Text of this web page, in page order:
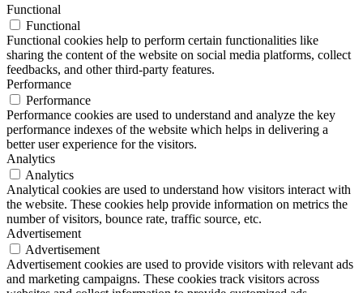
Functional
Functional
Functional cookies help to perform certain functionalities like
sharing the content of the website on social media platforms, collect
feedbacks, and other third-party features.
Performance
Performance
Performance cookies are used to understand and analyze the key
performance indexes of the website which helps in delivering a
better user experience for the visitors.
Analytics
Analytics
Analytical cookies are used to understand how visitors interact with
the website. These cookies help provide information on metrics the
number of visitors, bounce rate, traffic source, etc.
Advertisement
Advertisement
Advertisement cookies are used to provide visitors with relevant ads
and marketing campaigns. These cookies track visitors across